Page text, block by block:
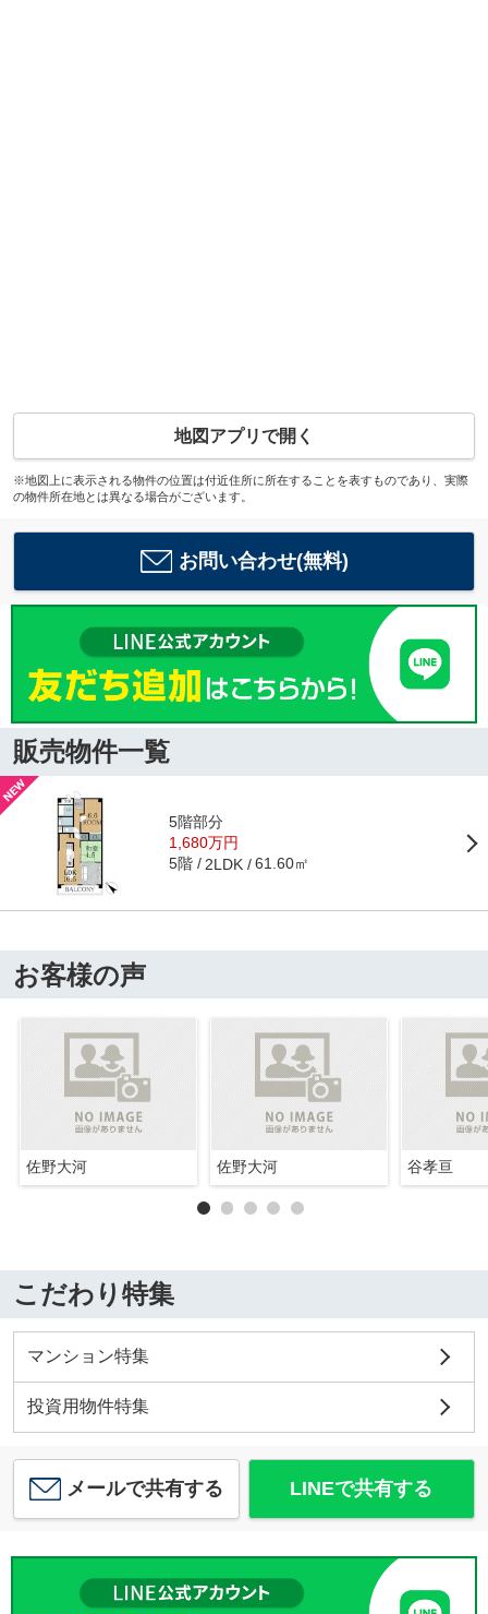
地図アプリで開く
※地図上に表示される物件の位置は付近住所に所在することを表すものであり、実際
の物件所在地とは異なる場合がございます。
お問い合わせ(無料)
販売物件一覧
5階部分
1,680万円
5階 2LDK 61.60㎡
お客様の声
佐野大河 佐野大河 谷孝亘
こだわり特集
マンション特集
投資用物件特集
メールで共有する LINEで共有する